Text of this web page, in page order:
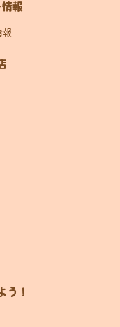
報
報
う！